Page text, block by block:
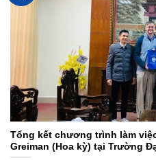
Tổng kết chương trình làm
Greiman (Hoa kỳ) tại Trường